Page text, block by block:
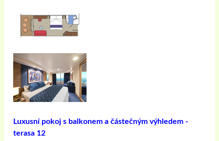
Luxusní pokoj s balkonem a částečným výhledem -
terasa 12